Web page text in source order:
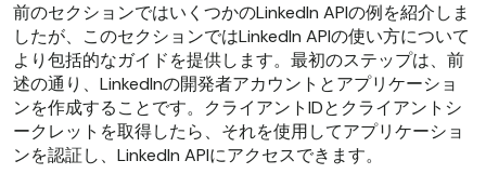
前のセクションではいくつかのLinkedIn APIの例を紹介しま
したが、このセクションではLinkedIn APIの使い方について
より包括的なガイドを提供します。最初のステップは、前
述の通り、LinkedInの開発者アカウントとアプリケーショ
ンを作成することです。クライアントIDとクライアントシ
ークレットを取得したら、それを使用してアプリケーショ
ンを認証し、LinkedIn APIにアクセスできます。